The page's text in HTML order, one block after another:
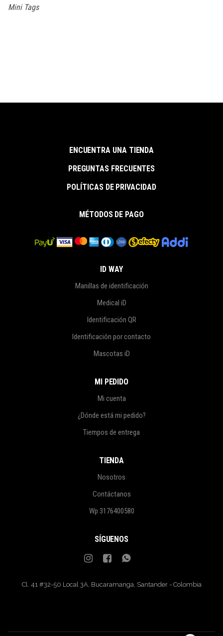
Mini Tags
ENCUENTRA UNA TIENDA
PREGUNTAS FRECUENTES
POLÍTICAS DE PRIVACIDAD
MÉTODOS DE PAGO
ID WAY
Manillas de identificación
Medical iD
Identificación QR
Identificación por contacto
Mascotas iD
MI PEDIDO
Mi cuenta
¿Dónde está mi pedido?
Tiempos de entrega
TIENDA
Nosotros
Contáctanos
Wp 3176400580
SÍGUENOS
Cl. 41 #32-50 Local 3A, Bucaramanga, Santander - Colombia